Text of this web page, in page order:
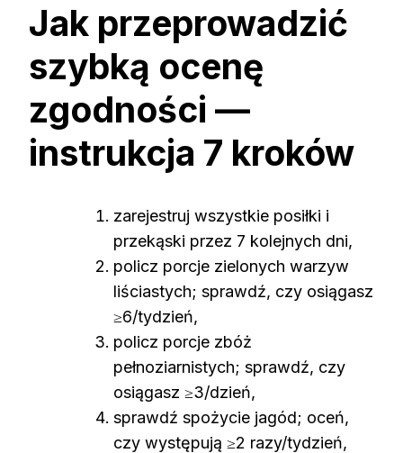
Jak przeprowadzić
szybką ocenę
zgodności —
instrukcja 7 kroków
zarejestruj wszystkie posiłki i
przekąski przez 7 kolejnych dni,
policz porcje zielonych warzyw
liściastych; sprawdź, czy osiągasz
≥6/tydzień,
policz porcje zbóż
pełnoziarnistych; sprawdź, czy
osiągasz ≥3/dzień,
sprawdź spożycie jagód; oceń,
czy występują ≥2 razy/tydzień,